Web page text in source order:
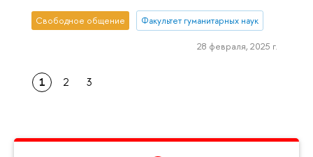
Свободное общение Факультет гуманитарных наук
28 февраля, 2025 г.
1 2 3